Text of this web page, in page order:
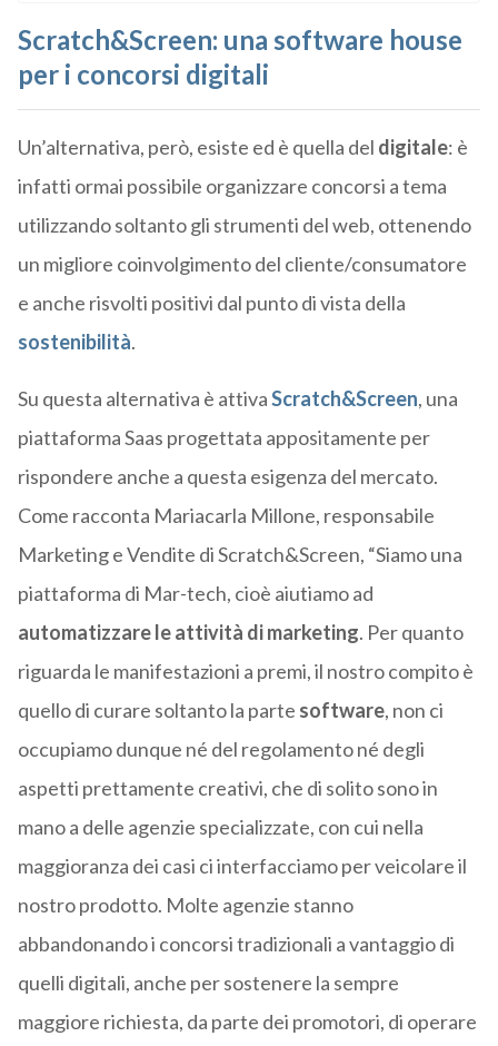
Scratch&Screen: una software house
per i concorsi digitali
Un’alternativa, però, esiste ed è quella del digitale: è
infatti ormai possibile organizzare concorsi a tema
utilizzando soltanto gli strumenti del web, ottenendo
un migliore coinvolgimento del cliente/consumatore
e anche risvolti positivi dal punto di vista della
sostenibilità.
Su questa alternativa è attivaScratch&Screen, una
piattaforma Saas progettata appositamente per
rispondere anche a questa esigenza del mercato.
Come racconta Mariacarla Millone, responsabile
Marketing e Vendite di Scratch&Screen, “Siamo una
piattaforma di Mar-tech, cioè aiutiamo ad
automatizzare le attività di marketing. Per quanto
riguarda le manifestazioni a premi, il nostro compito è
quello di curare soltanto la parte software, non ci
occupiamo dunque né del regolamento né degli
aspetti prettamente creativi, che di solito sono in
mano a delle agenzie specializzate, con cui nella
maggioranza dei casi ci interfacciamo per veicolare il
nostro prodotto. Molte agenzie stanno
abbandonando i concorsi tradizionali a vantaggio di
quelli digitali, anche per sostenere la sempre
maggiore richiesta, da parte dei promotori, di operare